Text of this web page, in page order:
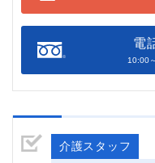
電
10:00
介護スタッフ